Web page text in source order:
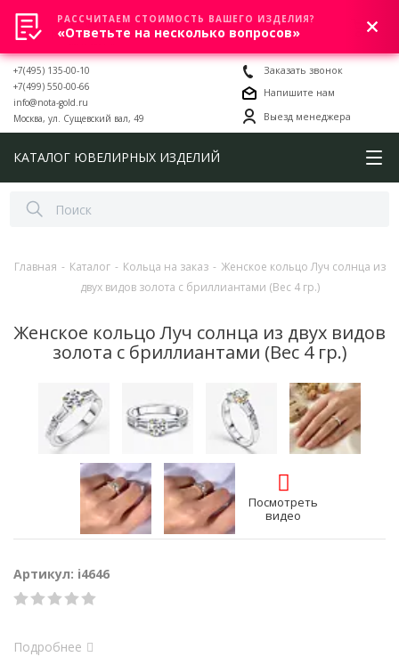
0
+7(495) 135-00-10
+7(499) 550-00-66
info@nota-gold.ru
Москва, ул. Сущевский вал, 49
Заказать звонок
Напишите нам
Выезд менеджера
КАТАЛОГ ЮВЕЛИРНЫХ ИЗДЕЛИЙ
Главная - Каталог - Кольца на заказ - Женское кольцо Луч солнца из
двух видов золота с бриллиантами (Вес 4 гр.)
Женское кольцо Луч солнца из двух видов
золота с бриллиантами (Вес 4 гр.)
Посмотреть
видео
Артикул: i4646
Подробнее
РАССЧИТАЕМ СТОИМОСТЬ ВАШЕГО ИЗДЕЛИЯ?
«Ответьте на несколько вопросов»